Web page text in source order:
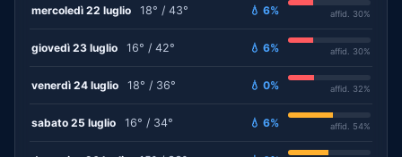
mercoledì 22 luglio 18° / 43° 💧 6% affid. 30%
giovedì 23 luglio 16° / 42° 💧 6% affid. 30%
venerdì 24 luglio 18° / 36° 💧 0% affid. 32%
sabato 25 luglio 16° / 34° 💧 6% affid. 54%